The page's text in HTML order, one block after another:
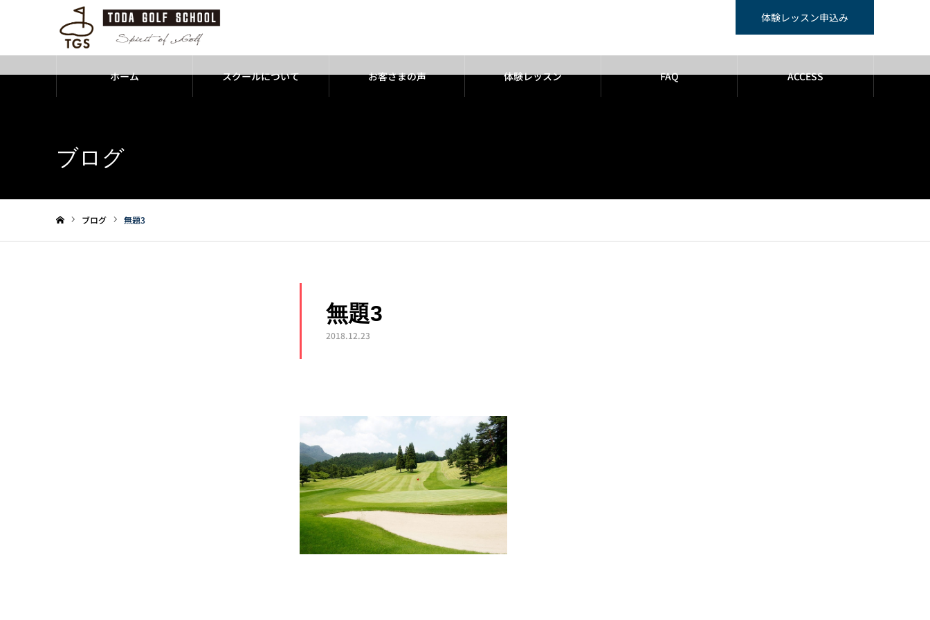
体験レッスン申込み
ホーム スクールについて お客さまの声 体験レッスン FAQ ACCESS
ブログ
ブログ 無題3
無題3
2018.12.23